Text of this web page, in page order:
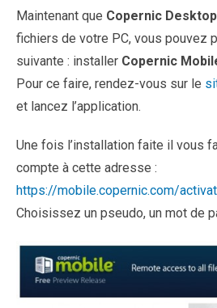
Maintenant que Copernic
fichiers de votre PC, vous pouvez
suivante : installer Copernic
Pour ce faire, rendez-vous sur le
et lancez l’application.
Une fois l’installation faite il vous
compte à cette adresse :
https://mobile.copernic.com/
Choisissez un pseudo, un mot de